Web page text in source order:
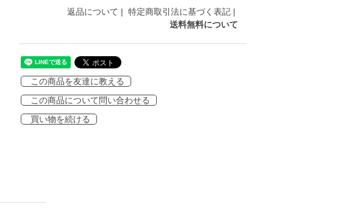
返品について | 特定商取引法に基づく表記 |
送料無料について
この商品を友達に教える
この商品について問い合わせる
買い物を続ける